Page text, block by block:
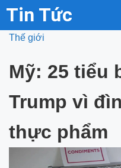
Tin Tức
Thế giới
Mỹ: 25 tiểu
Trump vì
thực phẩm